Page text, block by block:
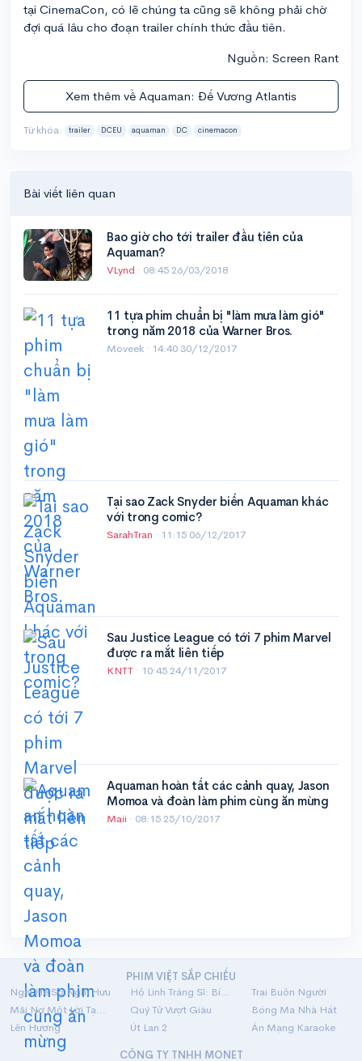
tại CinemaCon, có lẽ chúng ta cũng sẽ không phải chờ
đợi quá lâu cho đoạn trailer chính thức đầu tiên.
Nguồn: Screen Rant
Xem thêm về Aquaman: Đế Vương Atlantis
Từ khóa: trailer DCEU aquaman DC cinemacon
Bài viết liên quan
Bao giờ cho tới trailer đầu tiên của
Aquaman?
VLynd · 08:45 26/03/2018
11 tựa phim chuẩn bị "làm mưa làm gió"
trong năm 2018 của Warner Bros.
Moveek · 14:40 30/12/2017
Tại sao Zack Snyder biến Aquaman khác
với trong comic?
SarahTran · 11:15 06/12/2017
Sau Justice League có tới 7 phim Marvel
được ra mắt liên tiếp
KNTT · 10:45 24/11/2017
Aquaman hoàn tất các cảnh quay, Jason
Momoa và đoàn làm phim cùng ăn mừng
Maii · 08:15 25/10/2017
PHIM VIỆT SẮP CHIẾU
Nghỉ Hè Sợ Nghỉ Hưu
Hộ Linh Tráng Sĩ: Bí Ẩn Mộ Vua Đinh
Trại Buôn Người
Mãi Nợ Một Lời Tạm Biệt
Quý Tử Vượt Giàu
Bóng Ma Nhà Hát
Lên Hương
Út Lan 2
Án Mạng Karaoke
CÔNG TY TNHH MONET